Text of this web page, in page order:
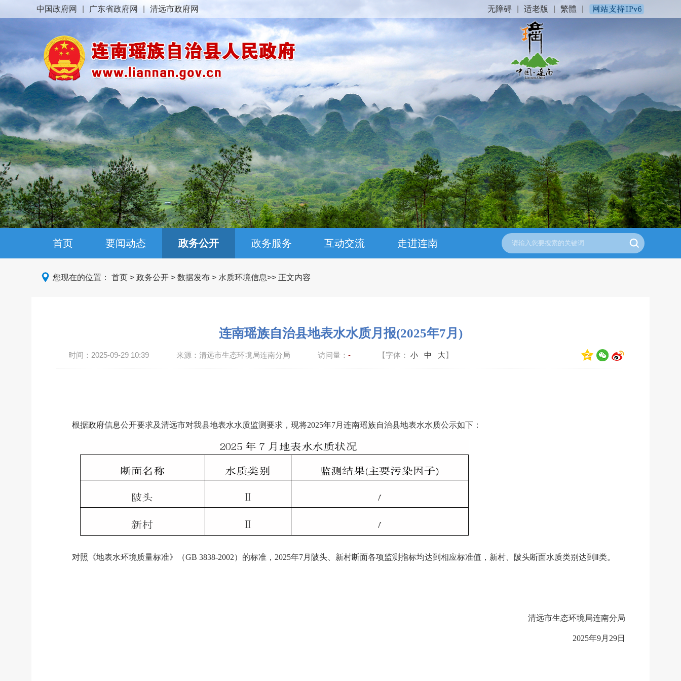
无障碍 适老版 繁體
中国政府网 广东省政府网 清远市政府网
首页 要闻动态 政务公开 政务服务 互动交流 走进连南
您现在的位置： 首页 > 政务公开 > 数据发布 > 水质环境信息>> 正文内容
连南瑶族自治县地表水水质月报(2025年7月)
时间： 2025-09-29 10:39 来源：清远市生态环境局连南分局 访问量： - 【字体： 小 中 大】
根据政府信息公开要求及清远市对我县地表水水质监测要求，现将2025年7月 连南瑶族自治县地表水水质公示如下：
对照《地表水环境质量标准》（GB 3838-2002）的标准，2025年7月陂头、新村断面各项监测指标均达到相应标准值，新村、陂头断面水质类别达到 类。
清远市生态环境局连南分局
2025年9月29日